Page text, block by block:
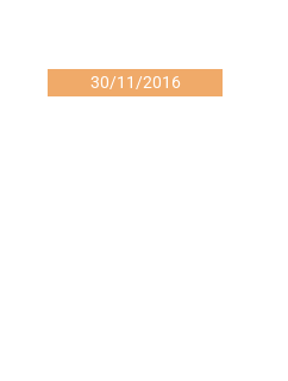
30/11/2016